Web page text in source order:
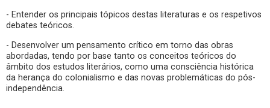
- Entender os principais tópicos destas literaturas e os respetivos
debates teóricos.
- Desenvolver um pensamento crítico em torno das obras
abordadas, tendo por base tanto os conceitos teóricos do
âmbito dos estudos literários, como uma consciência histórica
da herança do colonialismo e das novas problemáticas do pós-
independência.